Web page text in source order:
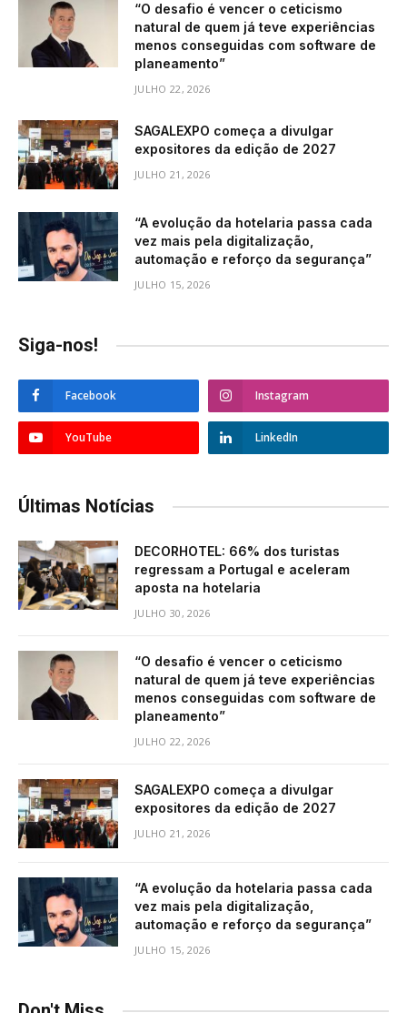
“O desafio é vencer o ceticismo
natural de quem já teve experiências
menos conseguidas com software de
planeamento”
JULHO 22, 2026
SAGALEXPO começa a divulgar
expositores da edição de 2027
JULHO 21, 2026
“A evolução da hotelaria passa cada
vez mais pela digitalização,
automação e reforço da segurança”
JULHO 15, 2026
Siga-nos!
Facebook Instagram
YouTube LinkedIn
Últimas Notícias
DECORHOTEL: 66% dos turistas
regressam a Portugal e aceleram
aposta na hotelaria
JULHO 30, 2026
“O desafio é vencer o ceticismo
natural de quem já teve experiências
menos conseguidas com software de
planeamento”
JULHO 22, 2026
SAGALEXPO começa a divulgar
expositores da edição de 2027
JULHO 21, 2026
“A evolução da hotelaria passa cada
vez mais pela digitalização,
automação e reforço da segurança”
JULHO 15, 2026